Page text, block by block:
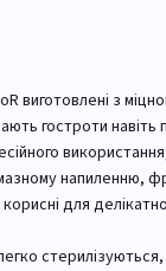
виготовлені з
гостроти
напиленню,
для